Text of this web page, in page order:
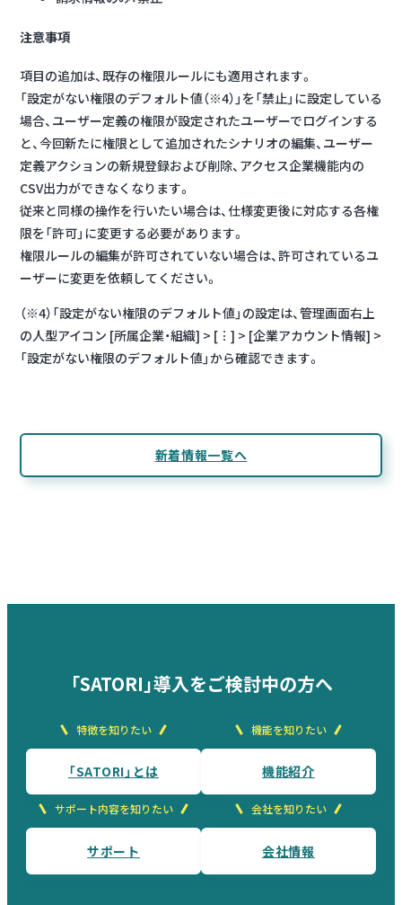
注意事項
項目の追加は、既存の権限ルールにも適用されます。
「設定がない権限のデフォルト値（※4）」を「禁止」に設定している
場合、ユーザー定義の権限が設定されたユーザーでログインする
と、今回新たに権限として追加されたシナリオの編集、ユーザー
定義アクションの新規登録および削除、アクセス企業機能内の
CSV出力ができなくなります。
従来と同様の操作を行いたい場合は、仕様変更後に対応する各権
限を「許可」に変更する必要があります。
権限ルールの編集が許可されていない場合は、許可されているユ
ーザーに変更を依頼してください。
（※4）「設定がない権限のデフォルト値」の設定は、管理画面右上
の人型アイコン [所属企業・組織] > [︙] > [企業アカウント情報] >
「設定がない権限のデフォルト値」から確認できます。
新着情報一覧へ
「SATORI」導入をご検討中の方へ
特徴を知りたい
「SATORI」とは
機能を知りたい
機能紹介
サポート内容を知りたい
サポート
会社を知りたい
会社情報